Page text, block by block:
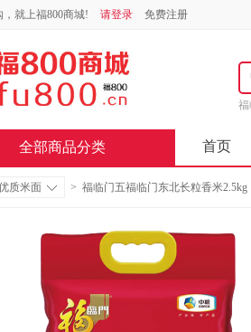
就上福800商城! 请登录 免费注册
全部商品分类 首页
质米面 > 福临门五福临门东北长粒香米2.5kg